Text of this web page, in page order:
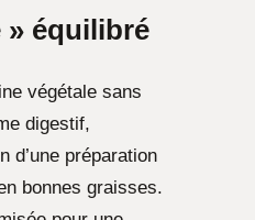
» équilibré
végétale sans
digestif,
d’une préparation
bonnes graisses.